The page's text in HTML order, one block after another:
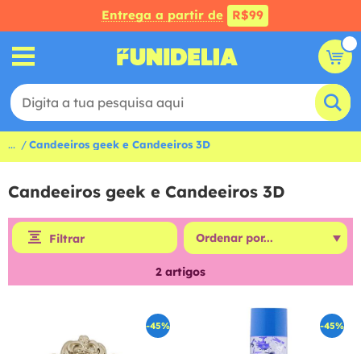
Entrega a partir de R$99
... Candeeiros geek e Candeeiros 3D
Candeeiros geek e Candeeiros 3D
Filtrar
2 artigos
-45% -45%